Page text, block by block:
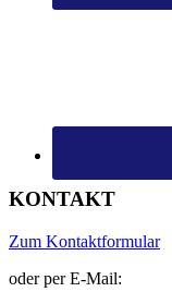
KONTAKT
Zum Kontaktformular
oder per E-Mail: